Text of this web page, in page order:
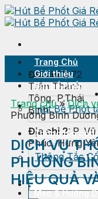
Skip
to
Địa chỉ 1:72
Trần Thánh
Tông, P.Thái
Bình
Địa chỉ 2: P. Vũ
Phúc, Hưng
Trang Chủ
Giới thiệu
Hút bể Phốt
Hút Bể Phốt
Thông tắc cống
Thông Tắc
Thông tắc Bồn
Mẹo & Hướng
Trang chủ»Dịch
Phường Bình
DỊCH VỤ
PHƯỜNG
HIỆU QUẢ